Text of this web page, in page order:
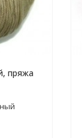
пряжа